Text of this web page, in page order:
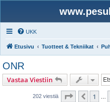
UKK
Etusivu Tuotteet & Tekniikat
ONR
Vastaa Viestiin
202 viestiä Sivu /9
1